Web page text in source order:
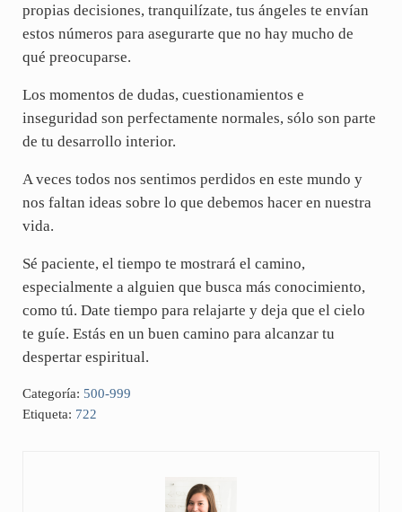
propias decisiones, tranquilízate, tus ángeles te envían
estos números para asegurarte que no hay mucho de
qué preocuparse.
Los momentos de dudas, cuestionamientos e
inseguridad son perfectamente normales, sólo son parte
de tu desarrollo interior.
A veces todos nos sentimos perdidos en este mundo y
nos faltan ideas sobre lo que debemos hacer en nuestra
vida.
Sé paciente, el tiempo te mostrará el camino,
especialmente a alguien que busca más conocimiento,
como tú. Date tiempo para relajarte y deja que el cielo
te guíe. Estás en un buen camino para alcanzar tu
despertar espiritual.
Categoría: 500-999
Etiqueta: 722